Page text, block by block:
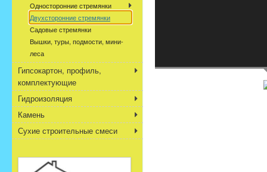
Односторонние стремянки
Двухсторонние стремянки
Садовые стремянки
Вышки, туры, подмости, мини-
леса
Гипсокартон, профиль,
комплектующие
Гидроизоляция
Камень
Сухие строительные смеси